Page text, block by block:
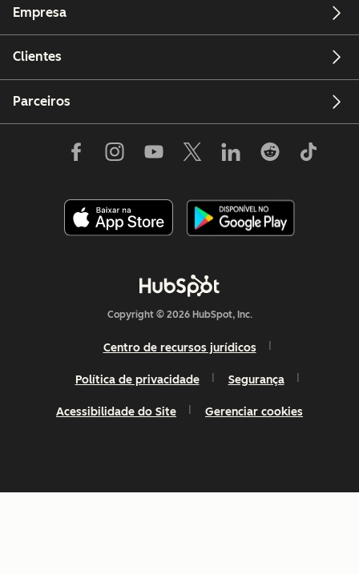
Empresa
Clientes
Parceiros
Copyright © 2026 HubSpot, Inc.
Centro de recursos jurídicos
Política de privacidade Segurança
Acessibilidade do Site Gerenciar cookies